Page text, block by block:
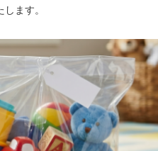
ます。